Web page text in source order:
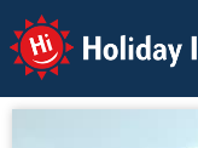
Holiday Info